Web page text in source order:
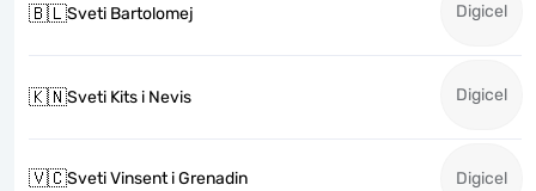
🇧🇱Sveti Bartolomej Digicel
🇰🇳Sveti Kits i Nevis Digicel
🇻🇨Sveti Vinsent i Grenadin Digicel